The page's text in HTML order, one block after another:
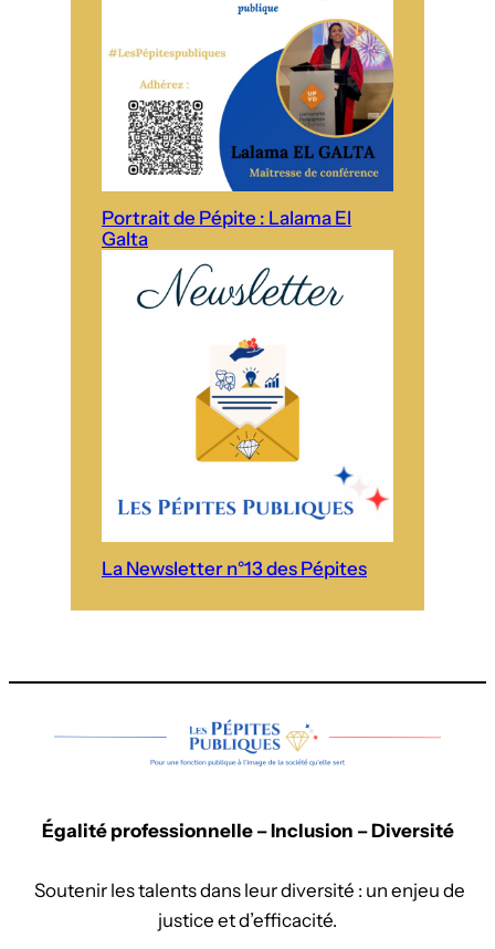
Portrait de Pépite : Lalama El
Galta
La Newsletter n°13 des Pépites
Égalité professionnelle – Inclusion – Diversité
Soutenir les talents dans leur diversité : un enjeu de
justice et d’efficacité.